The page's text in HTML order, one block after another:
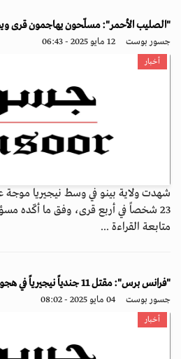
"الصليب الأحمر": مسلّحون يهاجمون قرى ويخلّفون 23 قتيلاً
جسور بوست 12 مايو 2025 - 06:43
أخبار
شهدت ولاية بينو في وسط نيجيريا
23 شخصاً في أربع قرى، وفق ما أكّده مسؤول في الصليب الأحمر...
متابعة القراءة ...
"فرانس برس": مقتل 11 جندياً نيجيرياً في هجوم شنه مسلحون دواعش
جسور بوست 04 مايو 2025 - 08:02
أخبار